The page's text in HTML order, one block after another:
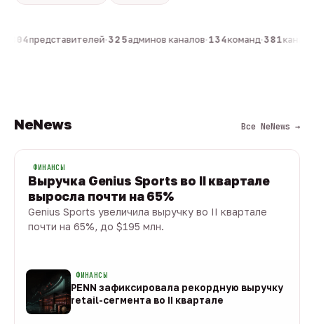
804представителей·325админов каналов·134команд·381
NeNews Все NeNews →
ФИНАНСЫ
Выручка Genius Sports во II квартале
выросла почти на 65%
Genius Sports увеличила выручку во II квартале
почти на 65%, до $195 млн.
ФИНАНСЫ
PENN зафиксировала рекордную выручку
retail-сегмента во II квартале